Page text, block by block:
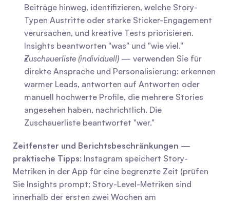
Beiträge hinweg, identifizieren, welche Story-
Typen Austritte oder starke Sticker-Engagement
verursachen, und kreative Tests priorisieren.
Insights beantworten "was" und "wie viel."
Zuschauerliste (individuell) — verwenden Sie für
direkte Ansprache und Personalisierung: erkennen
warmer Leads, antworten auf Antworten oder
manuell hochwerte Profile, die mehrere Stories
angesehen haben, nachrichtlich. Die
Zuschauerliste beantwortet "wer."
Zeitfenster und Berichtsbeschränkungen —
praktische Tipps: Instagram speichert Story-
Metriken in der App für eine begrenzte Zeit (prüfen
Sie Insights prompt; Story-Level-Metriken sind
innerhalb der ersten zwei Wochen am